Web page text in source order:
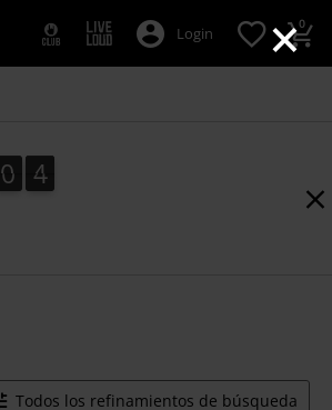
×
Login 0
0
0 2
3
2
4
3
Todos los refinamientos de búsqueda